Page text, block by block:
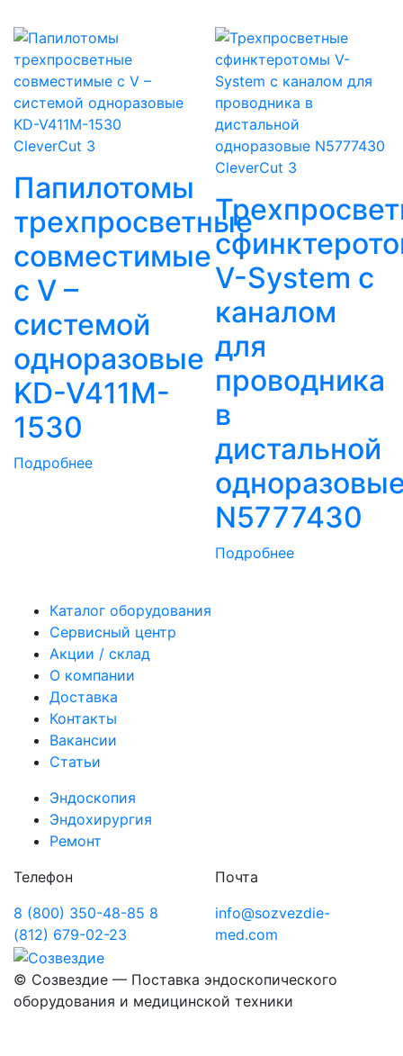
CleverCut 3
Папилотомы
трехпросветные
совместимые
с V –
системой
одноразовые
KD-V411M-
1530
Подробнее
CleverCut 3
V-System с
каналом
для
проводника
в
дистальной
N5777430
Подробнее
Каталог оборудования
Сервисный центр
Акции / склад
О компании
Доставка
Контакты
Вакансии
Статьи
Эндоскопия
Эндохирургия
Ремонт
Телефон
8 (800) 350-48-85 8
(812) 679-02-23
Почта
info@sozvezdie-
med.com
© Созвездие — Поставка эндоскопического
оборудования и медицинской техники